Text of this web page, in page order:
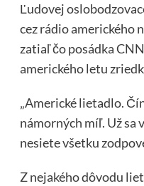
Ľudovej
cez rádio amerického
zatiaľ čo posádka
amerického letu
„Americké lietadlo.
námorných míľ. Už sa
nesiete všetku
Z nejakého dôvodu